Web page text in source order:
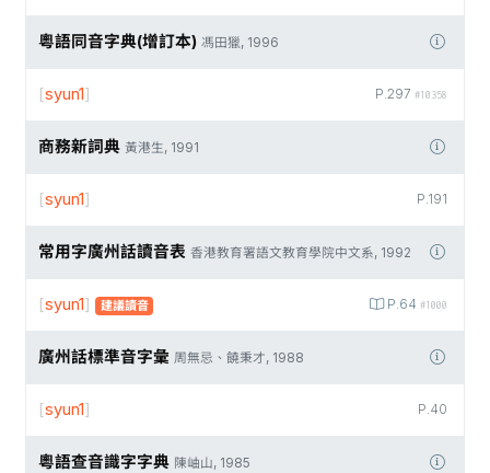
粵語同音字典(增訂本) 馮田獵, 1996
P.297 #10358
[syun1]
商務新詞典 黃港生, 1991
P.191
[syun1]
常用字廣州話讀音表 香港教育署語文教育學院中文系, 1992
P.64 #1000
[syun1] 建議讀音
廣州話標準音字彙 周無忌、饒秉才, 1988
P.40
[syun1]
粵語查音識字字典 陳岫山, 1985